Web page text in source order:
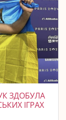
ЗДОБУЛА
ІГРАХ